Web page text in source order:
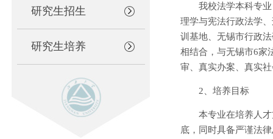
研究生招生
研究生培养
我校法学本科专
理学与宪法行政法学
训基地、无锡市行政
相结合，与无锡市6家
审、真实办案、真实
2、培养目标
本专业在培养人
底，同时具备严谨法